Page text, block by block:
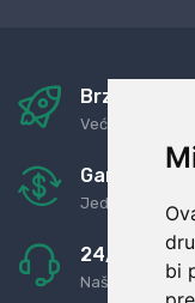
bi
Brza i
Već za
Garancija
Jednostavno
24/7
Naši agenti